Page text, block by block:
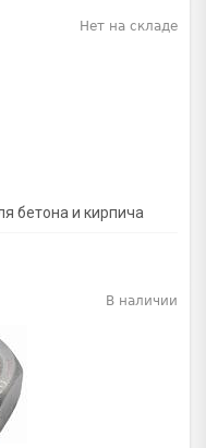
бетона и кирпича
Нет на складе
В наличии